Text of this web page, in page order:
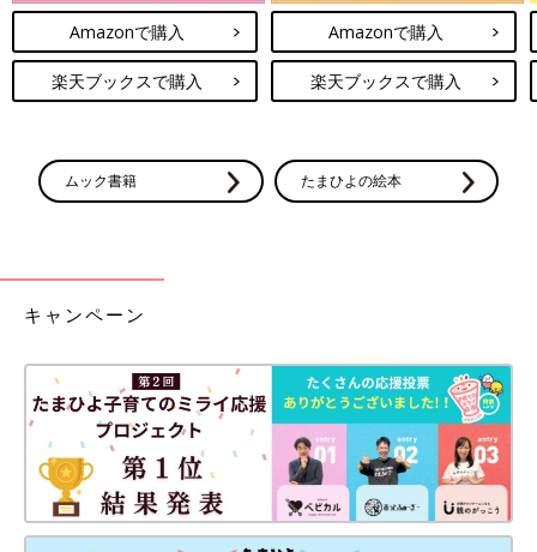
Amazonで購入
楽天ブックスで購入
Amazonで購入
楽天ブックスで購入
ムック書籍 たまひよの絵本
キャンペーン